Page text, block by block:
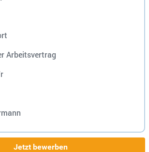
Arbeitsvertrag
Jetzt bewerben